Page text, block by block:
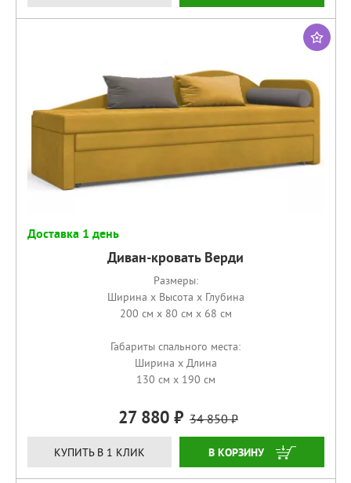
Доставка 1 день
Диван-кровать Верди
Размеры:
Ширина x Высота x Глубина
200 см x 80 см x 68 см
Габариты спального места:
Ширина x Длина
130 см x 190 см
27 880 34 850
КУПИТЬ В 1 КЛИК КУПИТЬ